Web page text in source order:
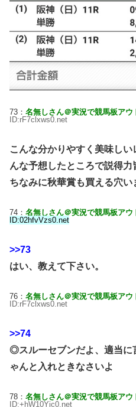
73： 名無しさん＠実況で競馬板アウ
ID:rF7clxws0.net
こんな分かりやすく美味し
んな予想したところで説得力
ちなみに秋華賞も買える穴い
74： 名無しさん＠実況で競馬板アウ
ID:02hfvVzs0.net
>>73
はい、教えて下さい。
76： 名無しさん＠実況で競馬板アウ
ID:rF7clxws0.net
>>74
◎スルーセブンだよ、適当に
ゃんと入れときなさいよ
78： 名無しさん＠実況で競馬板アウ
ID:+hW10Yjc0.net